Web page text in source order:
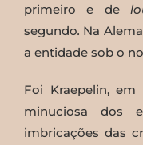
primeiro e de
segundo. Na
a entidade sob o
Foi Kraepelin, em
minuciosa dos
imbricações das